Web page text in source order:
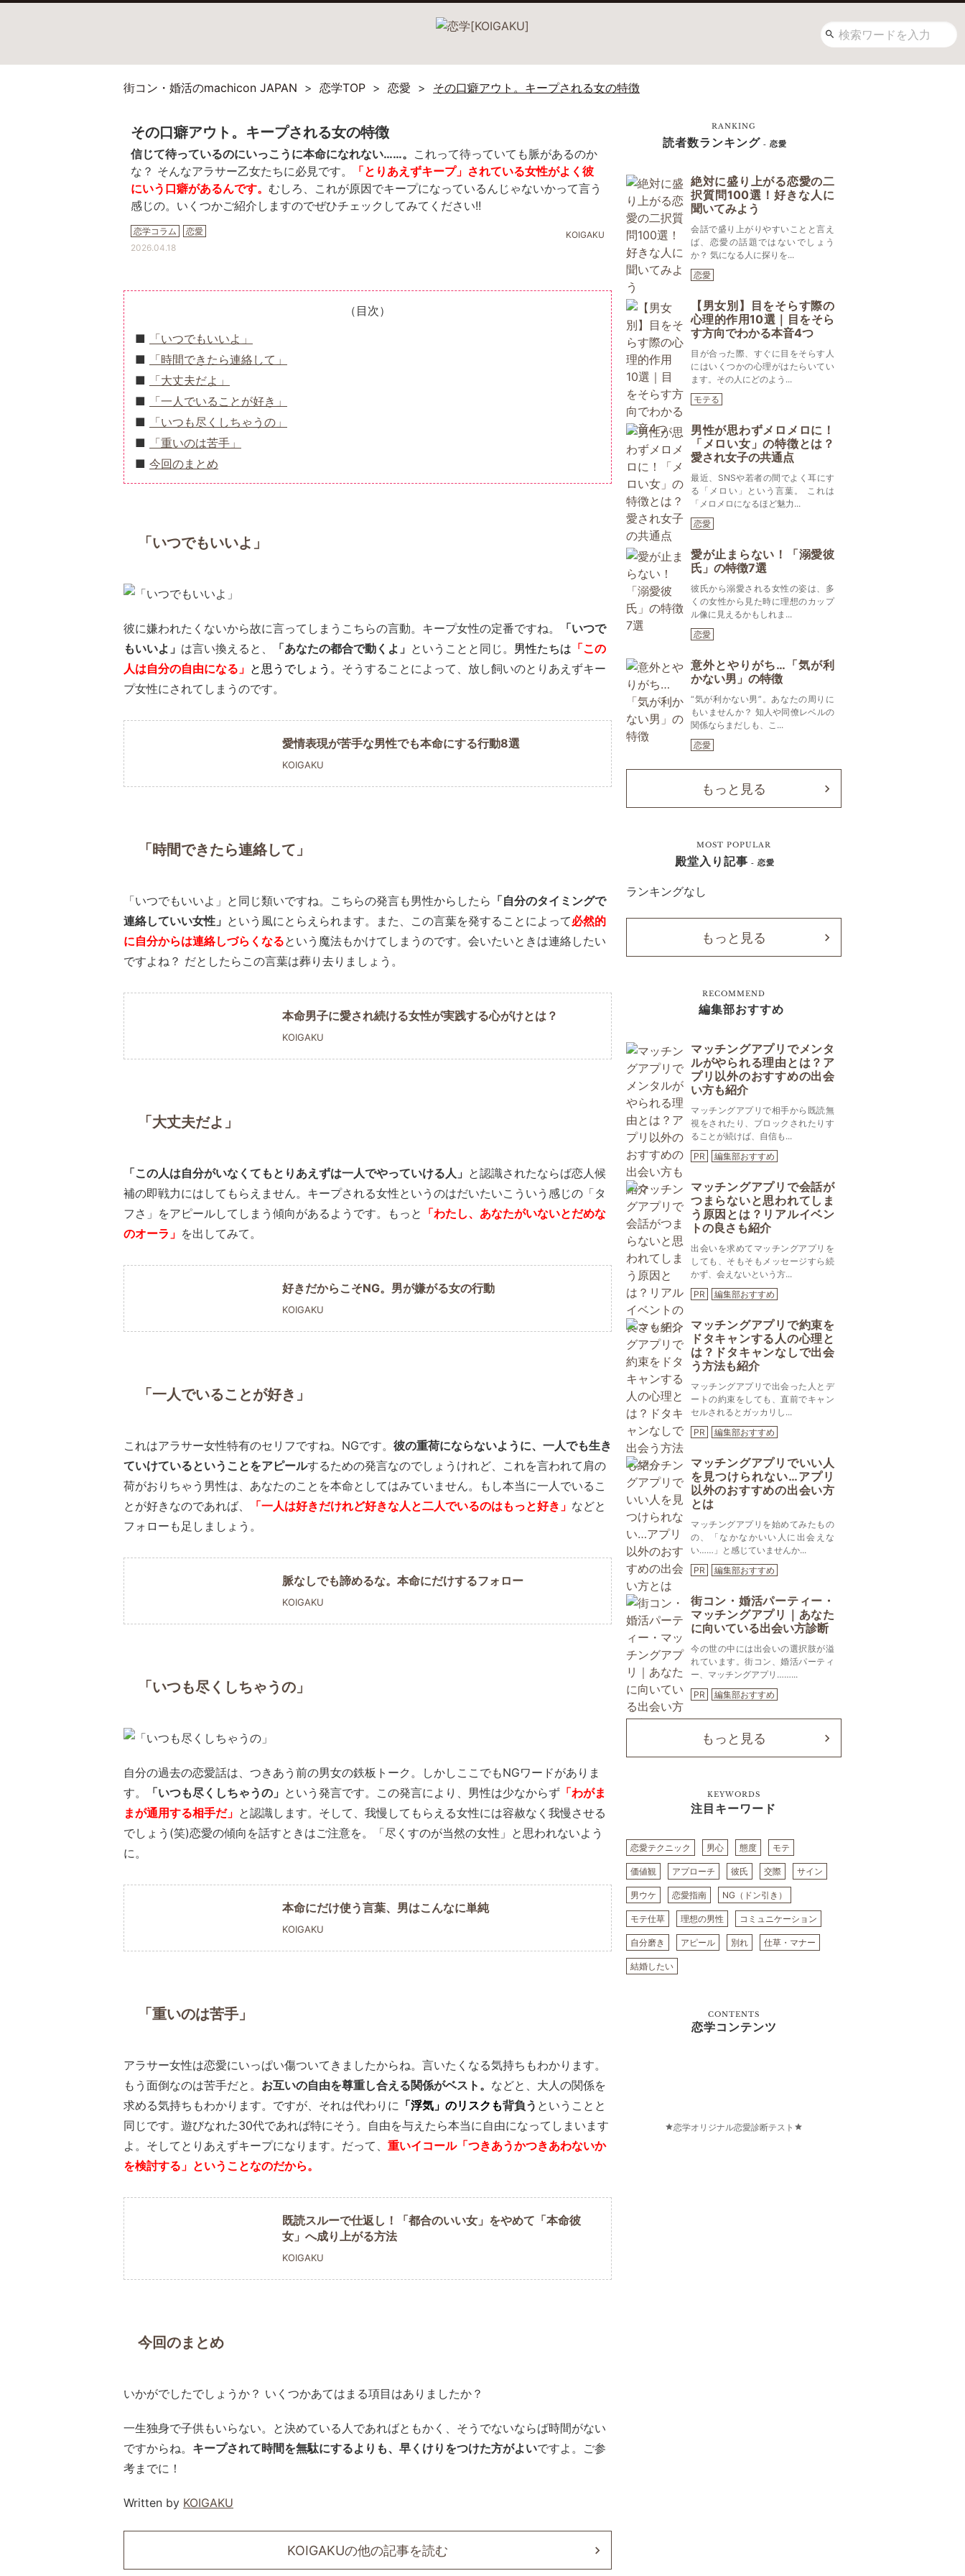
街コン・婚活のmachicon JAPAN 恋学TOP 恋愛 その口癖アウト。キープされる女の特徴
その口癖アウト。キープされる女の特徴
信じて待っているのにいっこうに本命になれない……。 これって待っていても脈があるのか
な？ そんなアラサー乙女たちに必見です。
「とりあえずキープ」されている女性がよく彼
にいう口癖があるんです。 むしろ、これが原因でキープになっているんじゃないかって言う
感じの。いくつかご紹介しますのでぜひチェックしてみてください!!
恋学コラム 恋愛
KOIGAKU
2026.04.18
（目次）
「いつでもいいよ」
「時間できたら連絡して」
「大丈夫だよ」
「一人でいることが好き」
「いつも尽くしちゃうの」
「重いのは苦手」
今回のまとめ
「いつでもいいよ」
彼に嫌われたくないから故に言ってしまうこちらの言動。キープ女性の定番ですね。
「いつで
もいいよ」 は言い換えると、 「あなたの都合で動くよ」 ということと同じ。 男性たちは 「この
人は自分の自由になる」 と思うでしょう。 そうすることによって、放し飼いのとりあえずキー
プ女性にされてしまうのです。
愛情表現が苦手な男性でも本命にする行動8選
KOIGAKU
「時間できたら連絡して」
「いつでもいいよ」と同じ類いですね。こちらの発言も男性からしたら 「自分のタイミングで
連絡していい女性」 という風にとらえられます。また、この言葉を発することによって必然的
に自分からは連絡しづらくなるという魔法もかけてしまうのです。会いたいときは連絡したい
ですよね？ だとしたらこの言葉は葬り去りましょう。
本命男子に愛され続ける女性が実践する心がけとは？
KOIGAKU
「大丈夫だよ」
「この人は自分がいなくてもとりあえずは一人でやっていける人」 と認識されたならば恋人候
補の即戦力にはしてもらえません。キープされる女性というのはだいたいこういう感じの「タ
フさ」をアピールしてしまう傾向があるようです。もっと 「わたし、あなたがいないとだめな
のオーラ」 を出してみて。
好きだからこそNG。男が嫌がる女の行動
KOIGAKU
「一人でいることが好き」
これはアラサー女性特有のセリフですね。NGです。 彼の重荷にならないように、一人でも生き
ていけているということをアピールするための発言なのでしょうけれど、これを言われて肩の
荷がおりちゃう男性は、あなたのことを本命としてはみていません。もし本当に一人でいるこ
とが好きなのであれば、
「一人は好きだけれど好きな人と二人でいるのはもっと好き」 などと
フォローも足しましょう。
脈なしでも諦めるな。本命にだけするフォロー
KOIGAKU
「いつも尽くしちゃうの」
自分の過去の恋愛話は、つきあう前の男女の鉄板トーク。しかしここでもNGワードがありま
す。
「いつも尽くしちゃうの」 という発言です。この発言により、男性は少なからず 「わがま
まが通用する相手だ」 と認識します。そして、我慢してもらえる女性には容赦なく我慢させる
でしょう(笑)恋愛の傾向を話すときはご注意を。「尽くすのが当然の女性」と思われないよう
に。
本命にだけ使う言葉、男はこんなに単純
KOIGAKU
「重いのは苦手」
アラサー女性は恋愛にいっぱい傷ついてきましたからね。言いたくなる気持ちもわかります。
もう面倒なのは苦手だと。 お互いの自由を尊重し合える関係がベスト。 などと、大人の関係を
求める気持ちもわかります。ですが、それは代わりに 「浮気」のリスクも背負う ということと
同じです。遊びなれた30代であれば特にそう。自由を与えたら本当に自由になってしまいます
よ。そしてとりあえずキープになります。だって、 重いイコール「つきあうかつきあわないか
を検討する」ということなのだから。
既読スルーで仕返し！「都合のいい女」をやめて「本命彼
女」へ成り上がる方法
KOIGAKU
今回のまとめ
いかがでしたでしょうか？ いくつかあてはまる項目はありましたか？
一生独身で子供もいらない。と決めている人であればともかく、そうでないならば時間がない
ですからね。 キープされて時間を無駄にするよりも、早くけりをつけた方がよいですよ。ご参
考までに！
Written by KOIGAKU
KOIGAKUの他の記事を読む
RANKING
読者数ランキング - 恋愛
絶対に盛り上がる恋愛の二
択質問100選！好きな人に
聞いてみよう
会話で盛り上がりやすいことと言え
ば、恋愛の話題ではないでしょう
か？ 気になる人に探りを...
恋愛
【男女別】目をそらす際の
心理的作用10選｜目をそら
す方向でわかる本音4つ
目が合った際、すぐに目をそらす人
にはいくつかの心理がはたらいてい
ます。その人にどのよう...
モテる
男性が思わずメロメロに！
「メロい女」の特徴とは？
愛され女子の共通点
最近、SNSや若者の間でよく耳にす
る「メロい」という言葉。 これは
「メロメロになるほど魅力...
恋愛
愛が止まらない！「溺愛彼
氏」の特徴7選
彼氏から溺愛される女性の姿は、多
くの女性から見た時に理想のカップ
ル像に見えるかもしれま...
恋愛
意外とやりがち…「気が利
かない男」の特徴
“気が利かない男”。あなたの周りに
もいませんか？ 知人や同僚レベルの
関係ならまだしも、こ...
恋愛
もっと見る
MOST POPULAR
殿堂入り記事 - 恋愛
ランキングなし
もっと見る
RECOMMEND
編集部おすすめ
マッチングアプリでメンタ
ルがやられる理由とは？ア
プリ以外のおすすめの出会
い方も紹介
マッチングアプリで相手から既読無
視をされたり、ブロックされたりす
ることが続けば、自信も...
PR
編集部おすすめ
マッチングアプリで会話が
つまらないと思われてしま
う原因とは？リアルイベン
トの良さも紹介
出会いを求めてマッチングアプリを
しても、そもそもメッセージすら続
かず、会えないという方...
PR
編集部おすすめ
マッチングアプリで約束を
ドタキャンする人の心理と
は？ドタキャンなしで出会
う方法も紹介
マッチングアプリで出会った人とデ
ートの約束をしても、直前でキャン
セルされるとガッカリし...
PR
編集部おすすめ
マッチングアプリでいい人
を見つけられない…アプリ
以外のおすすめの出会い方
とは
マッチングアプリを始めてみたもの
の、「なかなかいい人に出会えな
い……」と感じていませんか...
PR
編集部おすすめ
街コン・婚活パーティー・
マッチングアプリ｜あなた
に向いている出会い方診断
今の世の中には出会いの選択肢が溢
れています。街コン、婚活パーティ
ー、マッチングアプリ……...
PR
編集部おすすめ
もっと見る
KEYWORDS
注目キーワード
恋愛テクニック 男心 態度 モテ
価値観 アプローチ 彼氏 交際 サイン
男ウケ 恋愛指南 NG（ドン引き）
モテ仕草 理想の男性 コミュニケーション
自分磨き アピール 別れ 仕草・マナー
結婚したい
CONTENTS
恋学コンテンツ
恋学オリジナル恋愛診断テスト